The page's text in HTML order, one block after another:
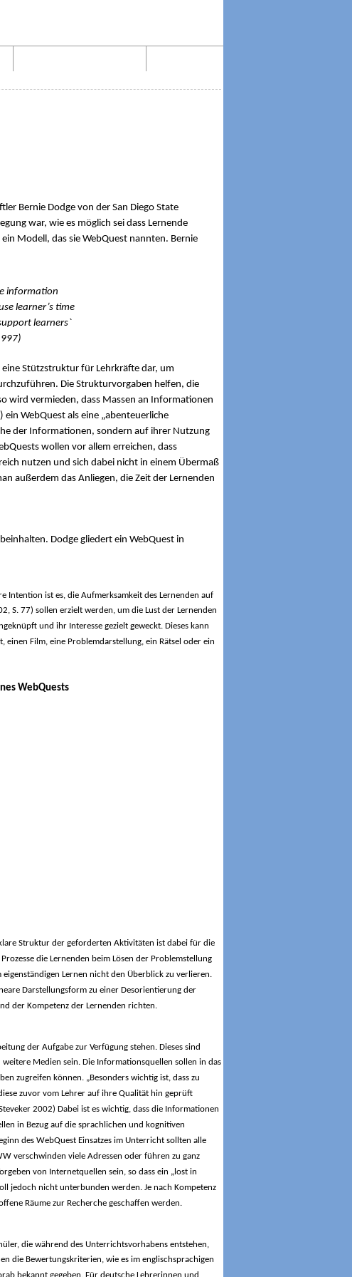
Bernie Dodge von der San Diego State
war, wie es möglich sei dass Lernende
Modell, das sie WebQuest nannten. Bernie
information
learner’s time
learners`
Stützstruktur für Lehrkräfte dar, um
Die Strukturvorgaben helfen, die
wird vermieden, dass Massen an Informationen
WebQuest als eine „abenteuerliche
der Informationen, sondern auf ihrer Nutzung
wollen vor allem erreichen, dass
nutzen und sich dabei nicht in einem Übermaß
außerdem das Anliegen, die Zeit der Lernenden
Dodge gliedert ein WebQuest in
Intention ist es, die Aufmerksamkeit des Lernenden auf
S. 77) sollen erzielt werden, um die Lust der Lernenden
und ihr Interesse gezielt geweckt. Dieses kann
Film, eine Problemdarstellung, ein Rätsel oder ein
Struktur der geforderten Aktivitäten ist dabei für die
die Lernenden beim Lösen der Problemstellung
Lernen nicht den Überblick zu verlieren.
Darstellungsform zu einer Desorientierung der
der Kompetenz der Lernenden richten.
der Aufgabe zur Verfügung stehen. Dieses sind
Medien sein. Die Informationsquellen sollen in das
zugreifen können. „Besonders wichtig ist, dass zu
zuvor vom Lehrer auf ihre Qualität hin geprüft
2002) Dabei ist es wichtig, dass die Informationen
in Bezug auf die sprachlichen und kognitiven
des WebQuest Einsatzes im Unterricht sollten alle
verschwinden viele Adressen oder führen zu ganz
von Internetquellen sein, so dass ein „lost in
jedoch nicht unterbunden werden. Je nach Kompetenz
Räume zur Recherche geschaffen werden.
die während des Unterrichtsvorhabens entstehen,
die Bewertungskriterien, wie es im englischsprachigen